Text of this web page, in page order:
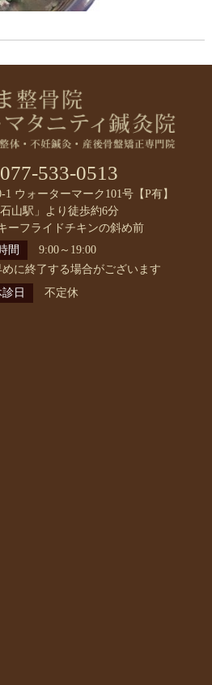
533-0513
ウォーターマーク101号【P有】
山駅」より徒歩約6分
ーフライドチキンの斜め前
間
9:00～19:00
に終了する場合がございます
日
不定休